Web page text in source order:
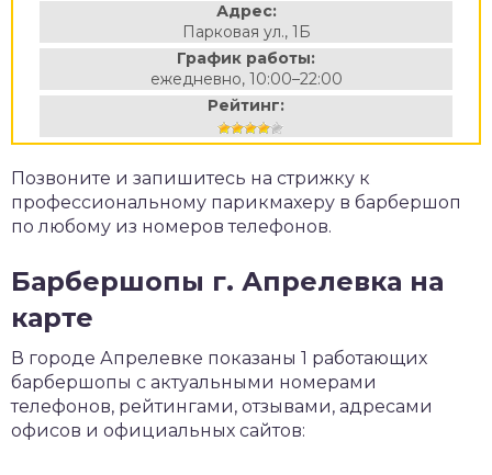
Адрес:
Парковая ул., 1Б
График работы:
ежедневно, 10:00–22:00
Рейтинг:
Позвоните и запишитесь на стрижку к
профессиональному парикмахеру в барбершоп
по любому из номеров телефонов.
Барбершопы г. Апрелевка на
карте
В городе Апрелевке показаны 1 работающих
барбершопы с актуальными номерами
телефонов, рейтингами, отзывами, адресами
офисов и официальных сайтов: